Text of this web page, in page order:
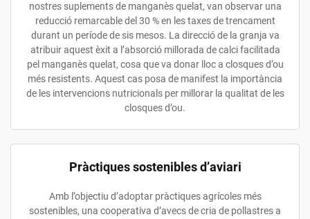
nostres suplements de manganès quelat, van observar una
reducció remarcable del 30 % en les taxes de trencament
durant un període de sis mesos. La direcció de la granja va
atribuir aquest èxit a l’absorció millorada de calci facilitada
pel manganès quelat, cosa que va donar lloc a closques d’ou
més resistents. Aquest cas posa de manifest la importància
de les intervencions nutricionals per millorar la qualitat de les
closques d’ou.
Pràctiques sostenibles d’aviari
Amb l’objectiu d’adoptar pràctiques agrícoles més
sostenibles, una cooperativa d’avecs de cria de pollastres a